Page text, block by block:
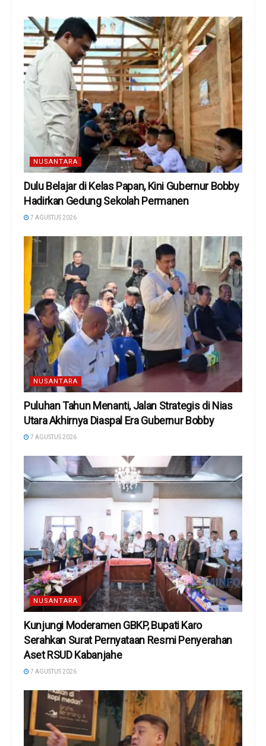
NUSANTARA
Dulu Belajar di Kelas Papan, Kini Gubernur Bobby
Hadirkan Gedung Sekolah Permanen
7 AGUSTUS 2026
NUSANTARA
Puluhan Tahun Menanti, Jalan Strategis di Nias
Utara Akhirnya Diaspal Era Gubernur Bobby
7 AGUSTUS 2026
NUSANTARA
Kunjungi Moderamen GBKP, Bupati Karo
Serahkan Surat Pernyataan Resmi Penyerahan
Aset RSUD Kabanjahe
7 AGUSTUS 2026